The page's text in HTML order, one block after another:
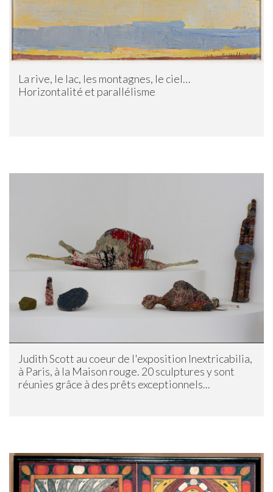
La rive, le lac, les montagnes, le ciel…
Horizontalité et parallélisme
Judith Scott au coeur de l'exposition Inextricabilia,
à Paris, à la Maison rouge. 20 sculptures y sont
réunies grâce à des prêts exceptionnels...